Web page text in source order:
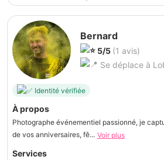
Bernard
5/5 (1 avis)
Se déplace à
Identité vérifiée
À propos
Photographe événementiel passionné, je
de vos anniversaires, fê... Voir plus
Services